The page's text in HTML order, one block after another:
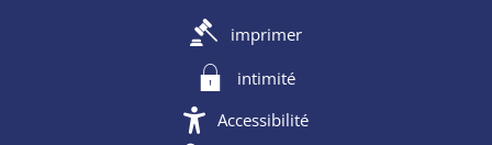
imprimer
intimité
Accessibilité